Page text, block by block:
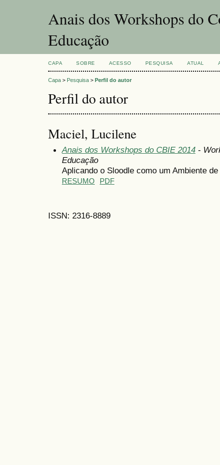
Anais dos Workshops do
Educação
CAPA SOBRE ACESSO PESQUISA ATUAL
Capa > Pesquisa > Perfil do autor
Perfil do autor
Maciel, Lucilene
Anais dos Workshops do CBIE 2014 -
Educação
Aplicando o Sloodle como um Ambiente
RESUMO PDF
ISSN: 2316-8889